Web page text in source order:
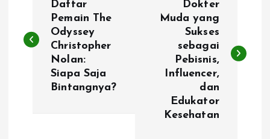
s
Daftar
Pemain The
Odyssey
Christopher
Nolan:
Siapa Saja
Bintangnya?
Dokter
Muda yang
Sukses
sebagai
Pebisnis,
Influencer,
dan
Edukator
Kesehatan